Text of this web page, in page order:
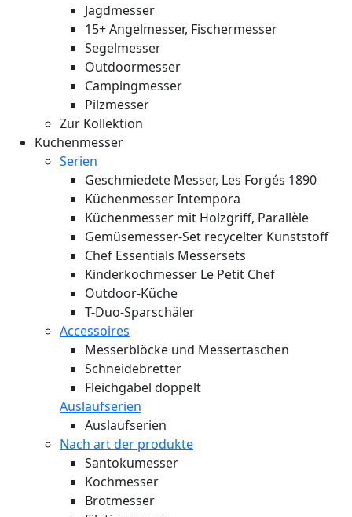
Jagdmesser
15+ Angelmesser, Fischermesser
Segelmesser
Outdoormesser
Campingmesser
Pilzmesser
Zur Kollektion
Küchenmesser
Serien
Geschmiedete Messer, Les Forgés 1890
Küchenmesser Intempora
Küchenmesser mit Holzgriff, Parallèle
Gemüsemesser-Set recycelter Kunststoff
Chef Essentials Messersets
Kinderkochmesser Le Petit Chef
Outdoor-Küche
T-Duo-Sparschäler
Accessoires
Messerblöcke und Messertaschen
Schneidebretter
Fleichgabel doppelt
Auslaufserien
Auslaufserien
Nach art der produkte
Santokumesser
Kochmesser
Brotmesser